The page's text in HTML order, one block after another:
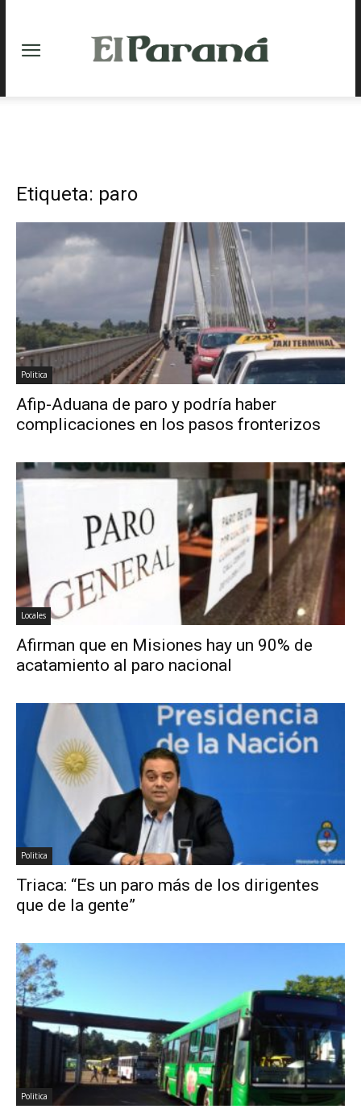
Etiqueta: paro
Politica
Afip-Aduana de paro y podría haber
complicaciones en los pasos fronterizos
Locales
Afirman que en Misiones hay un 90% de
acatamiento al paro nacional
Politica
Triaca: “Es un paro más de los dirigentes
que de la gente”
Politica